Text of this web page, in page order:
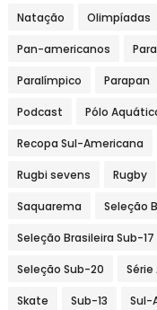
Natação Olimpíadas
Pan-americanos
Paralímpico Parapan
Podcast Pólo
Recopa Sul-Americana
Rugbi sevens Rugby
Saquarema Seleção
Seleção Brasileira Sub-17
Seleção Sub-20 Série
Skate Sub-13 Sul-